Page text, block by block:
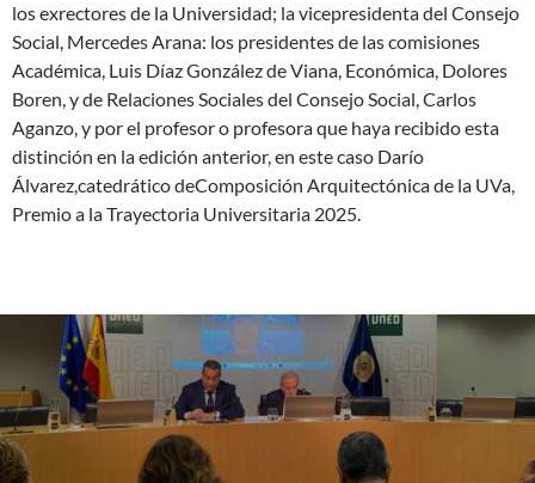
los exrectores de la Universidad; la vicepresidenta del Consejo
Social, Mercedes Arana: los presidentes de las comisiones
Académica, Luis Díaz González de Viana, Económica, Dolores
Boren, y de Relaciones Sociales del Consejo Social, Carlos
Aganzo, y por el profesor o profesora que haya recibido esta
distinción en la edición anterior, en este caso Darío
Álvarez,catedrático deComposición Arquitectónica de la UVa,
Premio a la Trayectoria Universitaria 2025.